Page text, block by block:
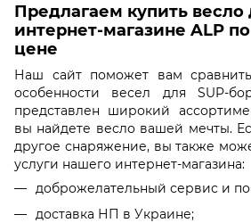
Предлагаем купить весло
интернет-магазине ALP
цене
Наш сайт поможет вам
особенности весел для SUP-
представлен широкий
вы найдете весло вашей мечты.
другое снаряжение, вы также
услуги нашего интернет-магазина:
доброжелательный сервис и
доставка НП в Украине;